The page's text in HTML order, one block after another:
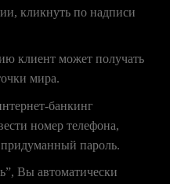
кликнуть по надписи
клиент может получать
мира.
банкинг
номер телефона,
пароль.
Вы автоматически